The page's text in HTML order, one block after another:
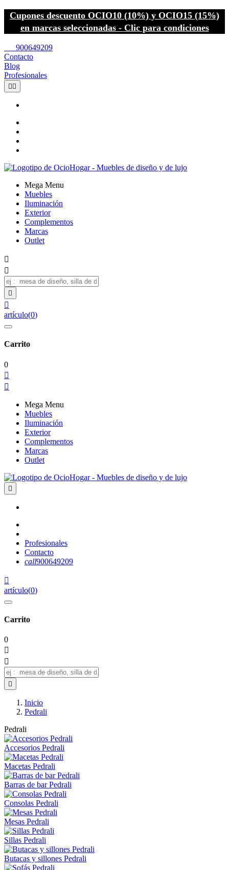
Cupones descuento OCIO10 (10%) y OCIO15 (15%)
en marcas seleccionadas - Clic para condiciones
900649209
Contacto
Blog
Profesionales
 
Mega Menu
Muebles
Iluminación
Exterior
Complementos
Marcas
Outlet




artículo(0)
Carrito
0


Mega Menu
Muebles
Iluminación
Exterior
Complementos
Marcas
Outlet

Profesionales
Contacto
call900649209

artículo(0)
Carrito
0



Inicio
Pedrali
Pedrali
Accesorios Pedrali
Macetas Pedrali
Barras de bar Pedrali
Consolas Pedrali
Mesas Pedrali
Sillas Pedrali
Butacas y sillones Pedrali